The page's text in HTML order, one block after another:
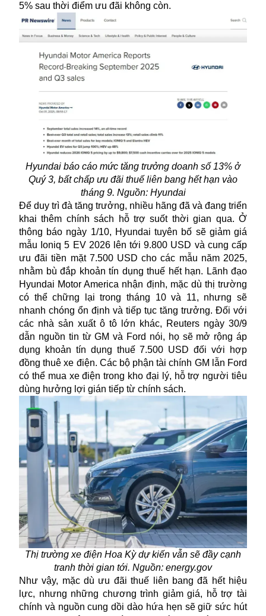
5% sau thời điểm ưu đãi không còn.
Hyundai báo cáo mức tăng trưởng doanh số 13% ở
Quý 3, bất chấp ưu đãi thuế liên bang hết hạn vào
tháng 9. Nguồn: Hyundai
Để duy trì đà tăng trưởng, nhiều hãng đã và đang triển
khai thêm chính sách hỗ trợ suốt thời gian qua. Ở
thông báo ngày 1/10, Hyundai tuyên bố sẽ giảm giá
mẫu Ioniq 5 EV 2026 lên tới 9.800 USD và cung cấp
ưu đãi tiền mặt 7.500 USD cho các mẫu năm 2025,
nhằm bù đắp khoản tín dụng thuế hết hạn. Lãnh đạo
Hyundai Motor America nhận định, mặc dù thị trường
có thể chững lại trong tháng 10 và 11, nhưng sẽ
nhanh chóng ổn định và tiếp tục tăng trưởng. Đối với
các nhà sản xuất ô tô lớn khác, Reuters ngày 30/9
dẫn nguồn tin từ GM và Ford nói, họ sẽ mở rộng áp
dụng khoản tín dụng thuế 7.500 USD đối với hợp
đồng thuê xe điện. Các bộ phận tài chính GM lẫn Ford
có thể mua xe điện trong kho đại lý, hỗ trợ người tiêu
dùng hưởng lợi gián tiếp từ chính sách.
Thị trường xe điện Hoa Kỳ dự kiến vẫn sẽ đầy cạnh
tranh thời gian tới. Nguồn: energy.gov
Như vậy, mặc dù ưu đãi thuế liên bang đã hết hiệu
lực, nhưng những chương trình giảm giá, hỗ trợ tài
chính và nguồn cung dồi dào hứa hẹn sẽ giữ sức hút